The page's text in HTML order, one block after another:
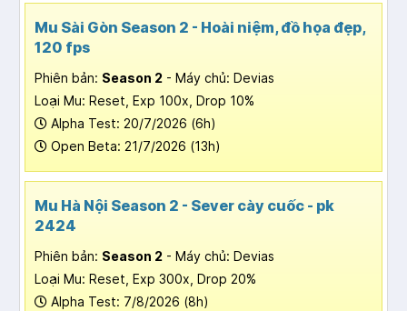
Mu Sài Gòn Season 2 - Hoài niệm, đồ họa đẹp,
120 fps
Phiên bản: Season 2 - Máy chủ: Devias
Loại Mu: Reset, Exp 100x, Drop 10%
Alpha Test: 20/7/2026 (6h)
Open Beta: 21/7/2026 (13h)
Mu Hà Nội Season 2 - Sever cày cuốc - pk
2424
Phiên bản: Season 2 - Máy chủ: Devias
Loại Mu: Reset, Exp 300x, Drop 20%
Alpha Test: 7/8/2026 (8h)